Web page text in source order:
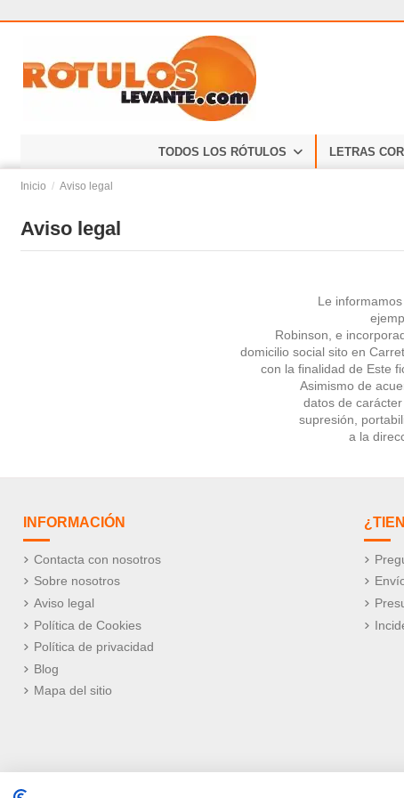
TODOS LOS RÓTULOS LETRAS
Inicio Aviso legal
Aviso legal
Le
Robinson, e
domicilio social sito en
con la finalidad de Este
Asimismo de
datos de
supresión,
a la
INFORMACIÓN
Contacta con nosotros
Sobre nosotros
Aviso legal
Política de Cookies
Política de privacidad
Blog
Mapa del sitio